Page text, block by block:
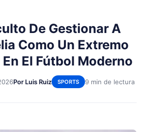
De Gestionar A
Como Un Extremo
El Fútbol Moderno
Por Luis Ruiz SPORTS 9 min de lectura